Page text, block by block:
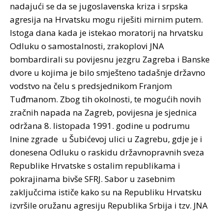
nadajući se da se jugoslavenska kriza i srpska
agresija na Hrvatsku mogu riješiti mirnim putem.
Istoga dana kada je istekao moratorij na hrvatsku
Odluku o samostalnosti, zrakoplovi JNA
bombardirali su povijesnu jezgru Zagreba i Banske
dvore u kojima je bilo smješteno tadašnje državno
vodstvo na čelu s predsjednikom Franjom
Tuđmanom. Zbog tih okolnosti, te mogućih novih
zračnih napada na Zagreb, povijesna je sjednica
održana 8. listopada 1991. godine u podrumu
Inine zgrade u Šubićevoj ulici u Zagrebu, gdje je i
donesena Odluku o raskidu državnopravnih sveza
Republike Hrvatske s ostalim republikama i
pokrajinama bivše SFRJ. Sabor u zasebnim
zaključcima ističe kako su na Republiku Hrvatsku
izvršile oružanu agresiju Republika Srbija i tzv. JNA